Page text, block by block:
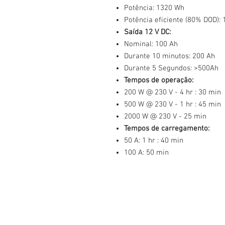
Potência: 1320 Wh
Potência eficiente (80% DOD):
Saída 12 V DC:
Nominal: 100 Ah
Durante 10 minutos: 200 Ah
Durante 5 Segundos: >500Ah
Tempos de operação:
200 W @ 230 V - 4 hr : 30 min
500 W @ 230 V - 1 hr : 45 min
2000 W @ 230 V - 25 min
Tempos de carregamento:
50 A: 1 hr : 40 min
100 A: 50 min